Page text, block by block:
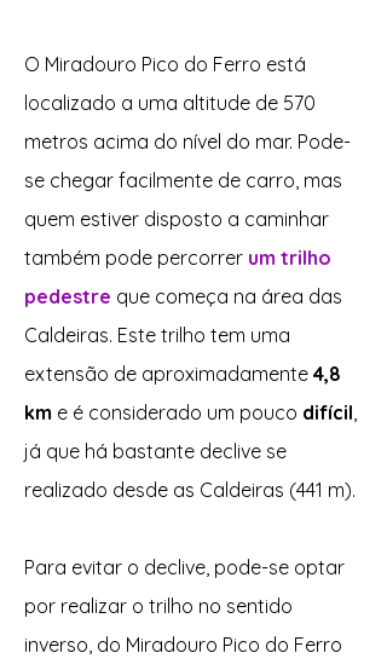
O Miradouro Pico do Ferro está
localizado a uma altitude de 570
metros acima do nível do mar. Pode-
se chegar facilmente de carro, mas
quem estiver disposto a caminhar
também pode percorrer um trilho
pedestre que começa na área das
Caldeiras. Este trilho tem uma
extensão de aproximadamente 4,8
km e é considerado um pouco difícil,
já que há bastante declive se
realizado desde as Caldeiras (441 m).
Para evitar o declive, pode-se optar
por realizar o trilho no sentido
inverso, do Miradouro Pico do Ferro